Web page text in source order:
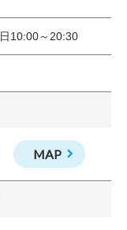
10:00～20:30
MAP